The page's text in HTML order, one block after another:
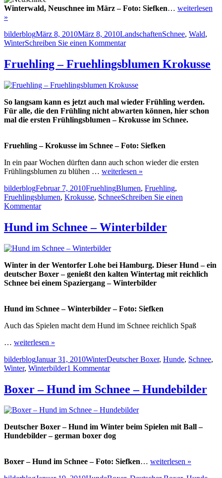
Winterwald, Neuschnee im März – Foto: Siefken… weiterlesen
»
Autor
bilderblogVeröffentlicht
am
März 8, 2010März 8, 2010Kategorien
LandschaftenSchlagwörter
Schnee, Wald,
WinterSchreiben Sie einen Kommentarzu
im
Sachsenwald
Fruehling – Fruehlingsblumen Krokusse
So langsam kann es jetzt auch mal wieder Frühling werden.
Für alle, die den Frühling nicht abwarten können, hier schon
mal die ersten Frühlingsblumen – Krokusse im Schnee.
Fruehling – Krokusse im Schnee – Foto: Siefken
In ein paar Wochen dürften dann auch schon wieder die ersten
Frühlingsblumen zu blühen … weiterlesen »
Autor
bilderblogVeröffentlicht
am
Februar 7, 2010Kategorien
FruehlingSchlagwörter
Blumen, Fruehling,
Fruehlingsblumen, Krokusse, SchneeSchreiben Sie einen
Kommentarzu
Fruehlingsblumen
Hund im Schnee – Winterbilder
Winter in der Wentorfer Lohe bei Hamburg. Dieser Hund – ein
deutscher Boxer – genießt den kalten Wintertag mit reichlich
Schnee bei einem Spaziergang – Winterbilder
Hund im Schnee – Winterbilder – Foto: Siefken
Auch das Spielen macht dem Hund im Schnee reichlich Spaß
… weiterlesen »
Autor
bilderblogVeröffentlicht
am
Januar 31, 2010Kategorien
WinterSchlagwörter
Deutscher Boxer, Hunde, Schnee,
Winter, Winterbilder1 Kommentarzu
Schnee
Winterbilder
Boxer – Hund im Schnee – Hundebilder
Deutscher Boxer – Hund im Winter beim Spielen mit Ball –
Hundebilder – german boxer dog
Boxer – Hund im Schnee – Foto: Siefken… weiterlesen »